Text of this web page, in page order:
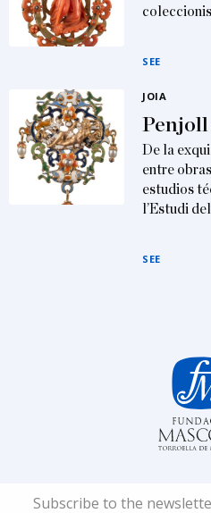
SEE
JOIA
Penjoll
De la
entre
estudios
l’Estudi
SEE